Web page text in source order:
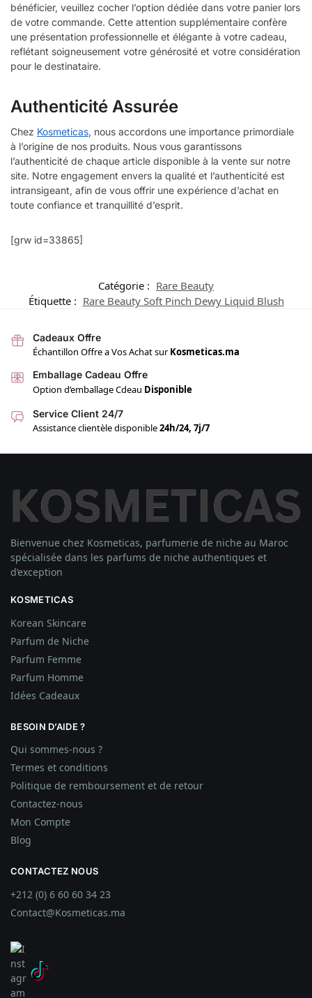
bénéficier, veuillez cocher l’option dédiée dans votre panier lors
de votre commande. Cette attention supplémentaire confère
une présentation professionnelle et élégante à votre cadeau,
reflétant soigneusement votre générosité et votre considération
pour le destinataire.
Authenticité Assurée
Chez Kosmeticas, nous accordons une importance primordiale
à l’origine de nos produits. Nous vous garantissons
l’authenticité de chaque article disponible à la vente sur notre
site. Notre engagement envers la qualité et l’authenticité est
intransigeant, afin de vous offrir une expérience d’achat en
toute confiance et tranquillité d’esprit.
[grw id=33865]
Catégorie : Rare Beauty
Étiquette : Rare Beauty Soft Pinch Dewy Liquid Blush
Cadeaux Offre
Échantillon Offre a Vos Achat surKosmeticas.ma
Emballage Cadeau Offre
Option d’emballage Cdeau Disponible
Service Client 24/7
Assistance clientèle disponible24h/24, 7j/7
Bienvenue chez Kosmeticas, parfumerie de niche au Maroc
spécialisée dans les parfums de niche authentiques et
d’exception
KOSMETICAS
Korean Skincare
Parfum de Niche
Parfum Femme
Parfum Homme
Idées Cadeaux
BESOIN D’AIDE ?
Qui sommes-nous ?
Termes et conditions
Politique de remboursement et de retour
Contactez-nous
Mon Compte
Blog
CONTACTEZ NOUS
+212 (0) 6 60 60 34 23
Contact@Kosmeticas.ma